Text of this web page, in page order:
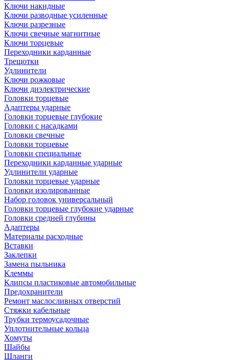
Ключи накидные
Ключи разводные усиленные
Ключи разрезные
Ключи свечные магнитные
Ключи торцевые
Переходники карданные
Трещотки
Удлинители
Ключи рожковые
Ключи диэлектрические
Головки торцевые
Адаптеры ударные
Головки торцевые глубокие
Головки с насадками
Головки свечные
Головки торцевые
Головки специальные
Переходники карданные ударные
Удлинители ударные
Головки торцевые ударные
Головки изолированные
Набор головок универсальный
Головки торцевые глубокие ударные
Головки средней глубины
Адаптеры
Материалы расходные
Вставки
Заклепки
Замена пыльника
Клеммы
Клипсы пластиковые автомобильные
Предохранители
Ремонт маслосливных отверстий
Стяжки кабельные
Трубки термоусадочные
Уплотнительные кольца
Хомуты
Шайбы
Шланги